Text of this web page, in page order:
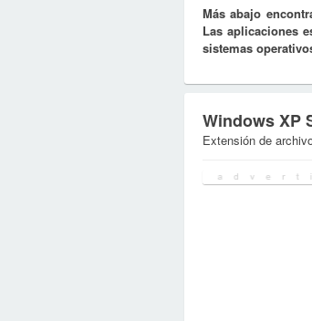
Más abajo
Las aplicaciones
sistemas
Windows XP
Extensión de